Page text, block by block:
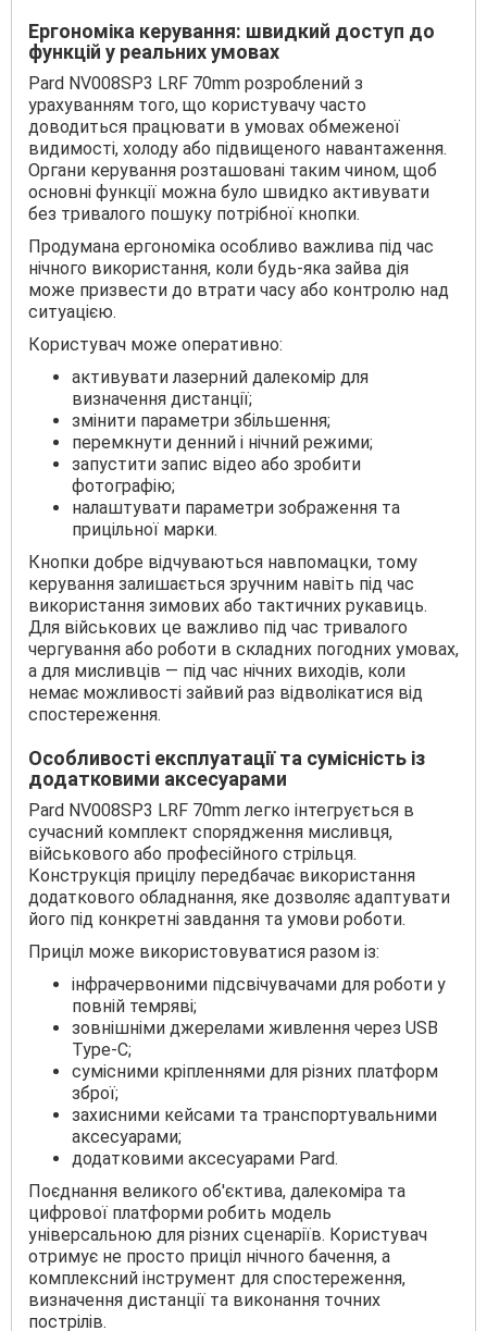
Ергономіка керування: швидкий доступ до
функцій у реальних умовах
Pard NV008SP3 LRF 70mm розроблений з
урахуванням того, що користувачу часто
доводиться працювати в умовах обмеженої
видимості, холоду або підвищеного навантаження.
Органи керування розташовані таким чином, щоб
основні функції можна було швидко активувати
без тривалого пошуку потрібної кнопки.
Продумана ергономіка особливо важлива під час
нічного використання, коли будь-яка зайва дія
може призвести до втрати часу або контролю над
ситуацією.
Користувач може оперативно:
активувати лазерний далекомір для
визначення дистанції;
змінити параметри збільшення;
перемкнути денний і нічний режими;
запустити запис відео або зробити
фотографію;
налаштувати параметри зображення та
прицільної марки.
Кнопки добре відчуваються навпомацки, тому
керування залишається зручним навіть під час
використання зимових або тактичних рукавиць.
Для військових це важливо під час тривалого
чергування або роботи в складних погодних умовах,
а для мисливців — під час нічних виходів, коли
немає можливості зайвий раз відволікатися від
спостереження.
Особливості експлуатації та сумісність із
додатковими аксесуарами
Pard NV008SP3 LRF 70mm легко інтегрується в
сучасний комплект спорядження мисливця,
військового або професійного стрільця.
Конструкція прицілу передбачає використання
додаткового обладнання, яке дозволяє адаптувати
його під конкретні завдання та умови роботи.
Приціл може використовуватися разом із:
інфрачервоними підсвічувачами для роботи у
повній темряві;
зовнішніми джерелами живлення через USB
Type-C;
сумісними кріпленнями для різних платформ
зброї;
захисними кейсами та транспортувальними
аксесуарами;
додатковими аксесуарами Pard.
Поєднання великого об'єктива, далекоміра та
цифрової платформи робить модель
універсальною для різних сценаріїв. Користувач
отримує не просто приціл нічного бачення, а
комплексний інструмент для спостереження,
визначення дистанції та виконання точних
пострілів.